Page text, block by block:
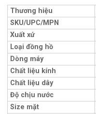
Thương hiệu
SKU/UPC/MPN
Xuất xứ
Loại đồng hồ
Dòng máy
Chất liệu kính
Chất liệu dây
Độ chịu nước
Size mặt